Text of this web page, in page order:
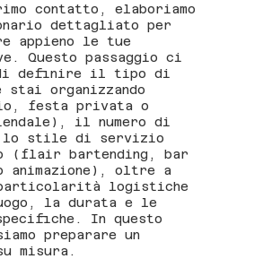
contatto, elaboriamo
dettagliato per
appieno le tue
Questo passaggio ci
di definire il tipo di
stai organizzando
festa privata o
il numero di
stile di servizio
(flair bartending, bar
animazione), oltre a
logistiche
la durata e le
In questo
preparare un
misura.